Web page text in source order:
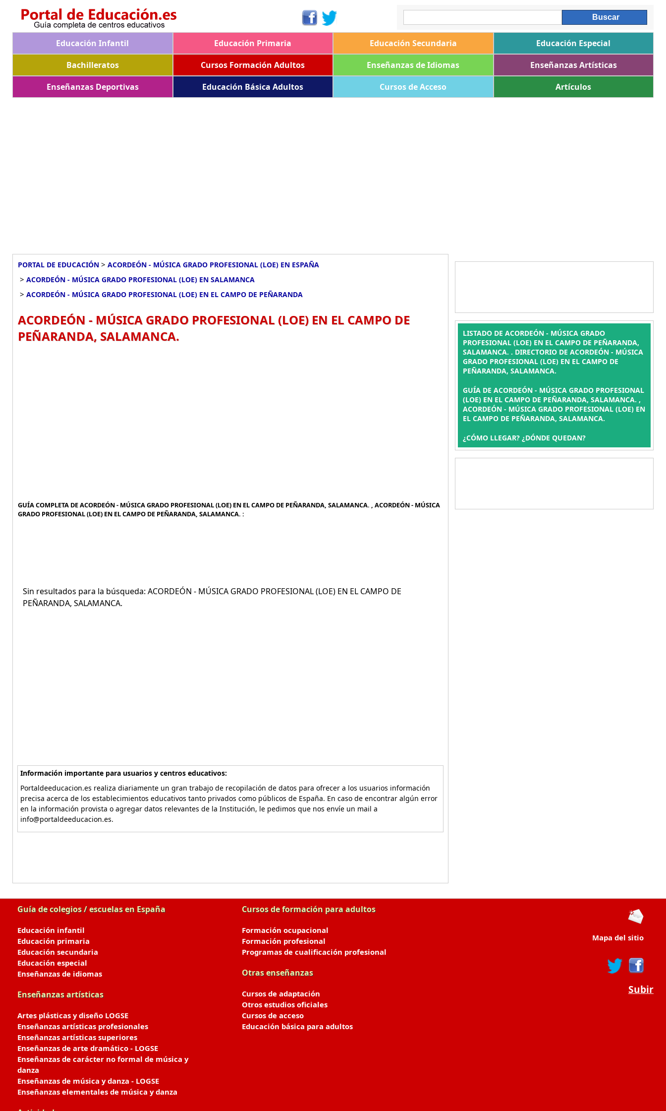
Educación Infantil Educación Primaria Educación Secundaria
Educación Especial
Bachilleratos
Cursos Formación Adultos Enseñanzas de Idiomas
Enseñanzas Artísticas
Enseñanzas Deportivas
Educación Básica Adultos Cursos de Acceso Artículos
PORTAL DE EDUCACIÓN > ACORDEÓN - MÚSICA GRADO PROFESIONAL (LOE) EN ESPAÑA
> ACORDEÓN - MÚSICA GRADO PROFESIONAL (LOE) EN SALAMANCA
> ACORDEÓN - MÚSICA GRADO PROFESIONAL (LOE) EN EL CAMPO DE PEÑARANDA
ACORDEÓN - MÚSICA GRADO PROFESIONAL (LOE) EN EL CAMPO DE
PEÑARANDA, SALAMANCA.
GUÍA COMPLETA DE ACORDEÓN - MÚSICA GRADO PROFESIONAL (LOE) EN EL CAMPO DE PEÑARANDA, SALAMANCA. , ACORDEÓN - MÚSICA
GRADO PROFESIONAL (LOE) EN EL CAMPO DE PEÑARANDA, SALAMANCA. :
Sin resultados para la búsqueda: ACORDEÓN - MÚSICA GRADO PROFESIONAL (LOE) EN EL CAMPO DE
PEÑARANDA, SALAMANCA.
Información importante para usuarios y centros educativos:
Portaldeeducacion.es realiza diariamente un gran trabajo de recopilación de datos para ofrecer a los usuarios información
precisa acerca de los establecimientos educativos tanto privados como públicos de España. En caso de encontrar algún error
en la información provista o agregar datos relevantes de la Institución, le pedimos que nos envíe un mail a
info@portaldeeducacion.es.
LISTADO DE ACORDEÓN - MÚSICA GRADO
PROFESIONAL (LOE) EN EL CAMPO DE PEÑARANDA,
SALAMANCA. . DIRECTORIO DE ACORDEÓN - MÚSICA
GRADO PROFESIONAL (LOE) EN EL CAMPO DE
PEÑARANDA, SALAMANCA.
GUÍA DE ACORDEÓN - MÚSICA GRADO PROFESIONAL
(LOE) EN EL CAMPO DE PEÑARANDA, SALAMANCA. ,
ACORDEÓN - MÚSICA GRADO PROFESIONAL (LOE) EN
EL CAMPO DE PEÑARANDA, SALAMANCA.
¿CÓMO LLEGAR? ¿DÓNDE QUEDAN?
Guía de colegios / escuelas en España
Educación infantil
Educación primaria
Educación secundaria
Educación especial
Enseñanzas de idiomas
Enseñanzas artísticas
Artes plásticas y diseño LOGSE
Enseñanzas artísticas profesionales
Enseñanzas artísticas superiores
Enseñanzas de arte dramático - LOGSE
Enseñanzas de carácter no formal de música y
danza
Enseñanzas de música y danza - LOGSE
Enseñanzas elementales de música y danza
Cursos de formación para adultos
Formación ocupacional
Formación profesional
Programas de cualificación profesional
Otras enseñanzas
Cursos de adaptación
Otros estudios oficiales
Cursos de acceso
Educación básica para adultos
Mapa del sitio
Subir